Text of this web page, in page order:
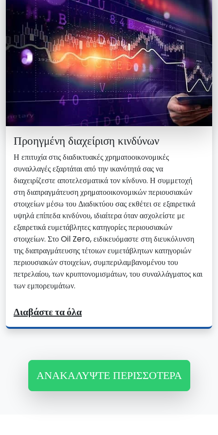
Προηγμένη διαχείριση κινδύνων
Η επιτυχία στις διαδικτυακές χρηματοοικονομικές
συναλλαγές εξαρτάται από την ικανότητά σας να
διαχειρίζεστε αποτελεσματικά τον κίνδυνο. Η συμμετοχή
στη διαπραγμάτευση χρηματοοικονομικών περιουσιακών
στοιχείων μέσω του Διαδικτύου σας εκθέτει σε εξαιρετικά
υψηλά επίπεδα κινδύνου, ιδιαίτερα όταν ασχολείστε με
εξαιρετικά ευμετάβλητες κατηγορίες περιουσιακών
στοιχείων. Στο Oil Zero, ειδικευόμαστε στη διευκόλυνση
της διαπραγμάτευσης τέτοιων ευμετάβλητων κατηγοριών
περιουσιακών στοιχείων, συμπεριλαμβανομένου του
πετρελαίου, των κρυπτονομισμάτων, του συναλλάγματος και
των εμπορευμάτων.
Διαβάστε τα όλα
ΑΝΑΚΑΛΎΨΤΕ ΠΕΡΙΣΣΌΤΕΡΑ